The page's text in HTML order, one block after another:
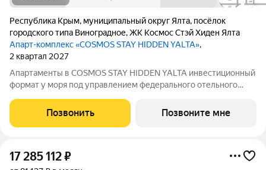
Республика Крым, муниципальный округ Ялта, посёлок
городского типа Виноградное,ЖК Космос Стэй Хиден Ялта
Апарт-комплекс «COSMOS STAY HIDDEN YALTA»,
2 квартал 2027
Апартаменты в COSMOS STAY HIDDEN YALTA инвестиционный
формат у моря под управлением федерального отельного
комплексе COSMOS STAY HIDDEN YALTA в Ялте проекте с
собственной курортной инфраструктурой,
Позвонить Позвоните мне
17 285 112₽